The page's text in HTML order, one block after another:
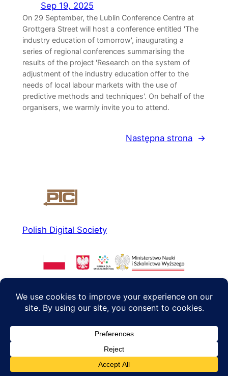
Sep 19, 2025
On 29 September, the Lublin Conference Centre at
Grottgera Street will host a conference entitled 'The
industry education of tomorrow', inaugurating a
series of regional conferences summarising the
results of the project 'Research on the system of
adjustment of the industry education offer to the
needs of local labour markets with the use of
predictive methods and techniques'. On behalf of the
organisers, we warmly invite you to attend.
Następna strona →
Polish Digital Society
About us
Contact
Social media